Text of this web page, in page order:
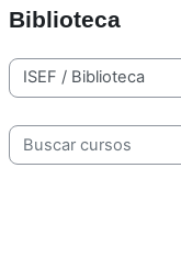
Biblioteca
Categorías
Buscar cursos